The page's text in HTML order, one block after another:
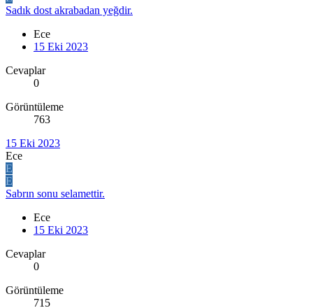
Sadık dost akrabadan yeğdir.
Ece
15 Eki 2023
Cevaplar
0
Görüntüleme
763
15 Eki 2023
Ece
E
E
Sabrın sonu selamettir.
Ece
15 Eki 2023
Cevaplar
0
Görüntüleme
715